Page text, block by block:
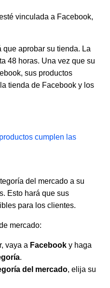
vinculada a Facebook,
que aprobar su tienda. La
48 horas. Una vez que su
sus productos
tienda de Facebook y los
cumplen las
del mercado a su
Esto hará que sus
para los clientes.
mercado:
vaya a Facebook y haga
.
del mercado, elija su